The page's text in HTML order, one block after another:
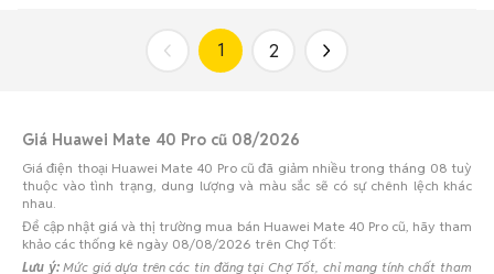
1 2
Giá Huawei Mate 40 Pro cũ 08/2026
Giá điện thoại Huawei Mate 40 Pro cũ đã giảm nhiều trong tháng 08 tuỳ
thuộc vào tình trạng, dung lượng và màu sắc sẽ có sự chênh lệch khác
nhau.
Để cập nhật giá và thị trường mua bán Huawei Mate 40 Pro cũ, hãy tham
khảo các thống kê ngày 08/08/2026 trên Chợ Tốt:
Lưu ý:Mức giá dựa trên các tin đăng tại Chợ Tốt, chỉ mang tính chất tham